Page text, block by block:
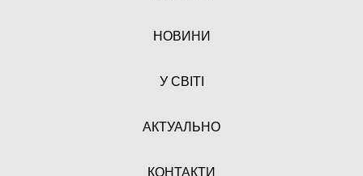
НОВИНИ
У СВІТІ
АКТУАЛЬНО
КОНТАКТИ